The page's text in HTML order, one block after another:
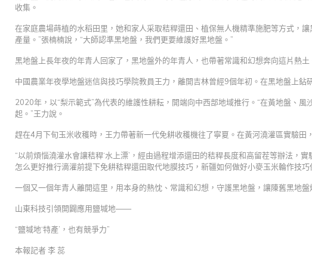
收集。
在家庭農場蒔植的水稻田里，她和家人采取秸稈還田、植保無人機精準施肥等方式，
產量。”張楠楠說，“大師認準黑地盤，我們更要維護好黑地盤。”
黑地盤上長年夜的年青人回家了，黑地盤外的年青人，也帶著常識和幻想奔向這片熱土
中國農業年夜學地盤迷信與技巧學院教員王力，離開吉林曾經9個年初。在黑地盤上鉆
2020年，以“梨示範式”為代表的維護性耕耘，開端向中西部地域推行。“在黃地盤、風
起。”王力說。
趕在4月下旬玉米收穫時，王力帶著新一代免耕收穫機往了寧夏。在黃河澆灌區實驗田
“以前煩惱澆灌水會讓秸稈‘水上漂’，經由過程增添還田的秸稈長度和高留茬等辦法，
怎么更好推行滴灌前提下免耕秸稈還田取代地膜技巧，新疆如何做好小麥玉米輪作技巧
一個又一個年青人離開這里，用本身的熱忱、常識和幻想，守護黑地盤，讓陳舊黑地盤
山東科技引領開闢應用鹽堿地——
“鹽堿地‘特產’，也有競爭力”
本報記者 李 蕊